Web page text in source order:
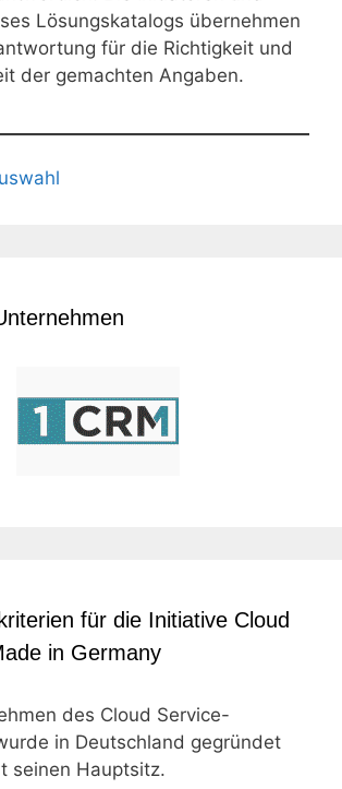
Lösungskatalogs übernehmen
für die Richtigkeit und
der gemachten Angaben.
für die Initiative Cloud
in Germany
des Cloud Service-
in Deutschland gegründet
seinen Hauptsitz.